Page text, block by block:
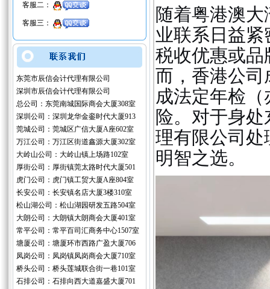
客服二：
客服三：
东莞市辰信会计代理有限公司
深圳市辰信会计代理有限公司
总公司：东莞南城国际商会大厦308室
深圳公司：深圳龙华金銮时代大厦913
莞城公司：莞城区广信大厦A座602室
万江公司：万江区街道鑫源大厦302室
大岭山公司：大岭山镇上场路102室
厚街公司：厚街镇莞太路时代大厦501
虎门公司：虎门镇工贸大厦A座804室
长安公司：长安镇名店大厦3楼310室
松山湖公司：松山湖园研发五路504室
大朗公司：大朗镇大朗商会大厦401室
常平公司：常平百司汇商务中心1507室
塘厦公司：塘厦环市西路广盈大厦706
凤岗公司：凤岗镇凤岗商会大厦710室
桥头公司：桥头莲城联合街一巷101室
石排公司：石排向西大道嘉盛大厦701
随着粤港澳
业联系日益
税收优惠或
而，香港公
成法定年检（
险。对于身
理有限公司
明智之选。